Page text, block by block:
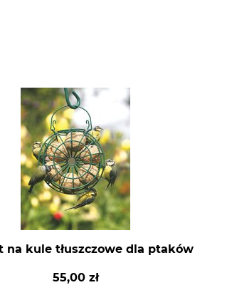
na kule tłuszczowe dla ptaków
55,00 zł